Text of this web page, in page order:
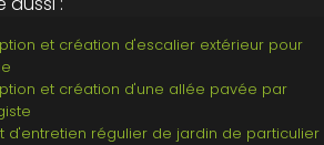
et création d'escalier extérieur pour
et création d'une allée pavée par
d'entretien régulier de jardin de particulier